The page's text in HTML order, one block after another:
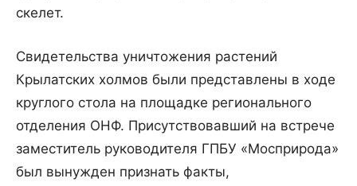
скелет.
Свидетельства уничтожения растений
Крылатских холмов были представлены в ходе
круглого стола на площадке регионального
отделения ОНФ. Присутствовавший на встрече
заместитель руководителя ГПБУ «Мосприрода»
был вынужден признать факты,